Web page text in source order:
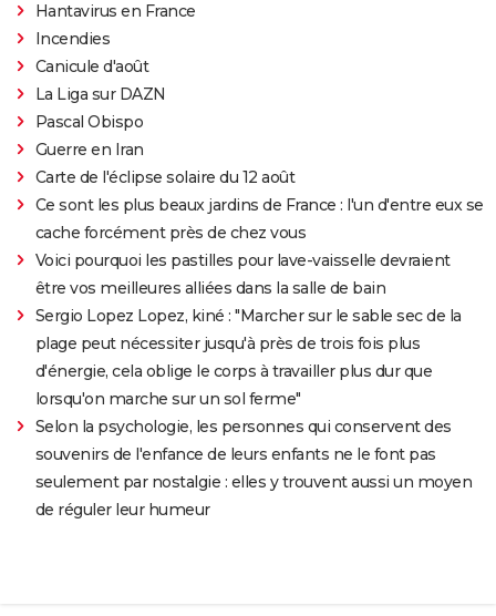
Hantavirus en France
Incendies
Canicule d'août
La Liga sur DAZN
Pascal Obispo
Guerre en Iran
Carte de l'éclipse solaire du 12 août
Ce sont les plus beaux jardins de France : l'un d'entre eux se
cache forcément près de chez vous
Voici pourquoi les pastilles pour lave-vaisselle devraient
être vos meilleures alliées dans la salle de bain
Sergio Lopez Lopez, kiné : "Marcher sur le sable sec de la
plage peut nécessiter jusqu'à près de trois fois plus
d'énergie, cela oblige le corps à travailler plus dur que
lorsqu'on marche sur un sol ferme"
Selon la psychologie, les personnes qui conservent des
souvenirs de l'enfance de leurs enfants ne le font pas
seulement par nostalgie : elles y trouvent aussi un moyen
de réguler leur humeur